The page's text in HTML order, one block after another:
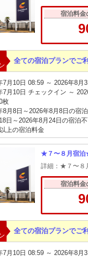
宿泊料金
全ての宿泊プランでご
7月10日 08:59 ～ 2026年8月
7月10日 チェックイン ～
枚
8月8日～2026年8月8日の宿
日～2026年8月24日の宿泊
上の宿泊料金
★７〜８月宿泊
詳細：★７〜８
宿泊料金
全ての宿泊プランでご
7月10日 08:59 ～ 2026年8月